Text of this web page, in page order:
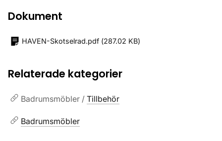
Dokument
HAVEN-Skotselrad.pdf (287.02 KB)
Relaterade kategorier
Badrumsmöbler / Tillbehör
Badrumsmöbler